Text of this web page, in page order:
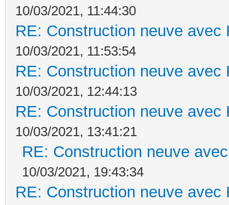
10/03/2021, 11:44:30
RE: Construction neuve avec
10/03/2021, 11:53:54
RE: Construction neuve avec
10/03/2021, 12:44:13
RE: Construction neuve avec
10/03/2021, 13:41:21
RE: Construction neuve
10/03/2021, 19:43:34
RE: Construction neuve avec